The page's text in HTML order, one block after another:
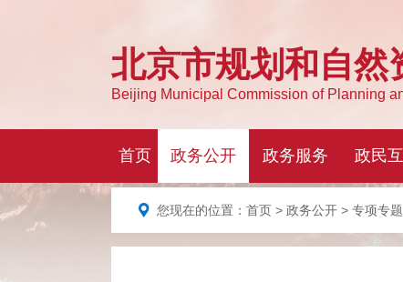
您现在的位置： 首页 > 政务公开 > 专项专题